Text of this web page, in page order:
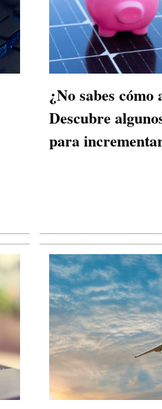
¿No sabes
Descubre
para